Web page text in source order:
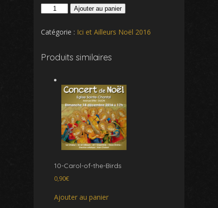
quantité
2-
venue-
Noël
Ajouter au panier
Catégorie : Ici et Ailleurs Noël 2016
Produits similaires
10-Carol-of-the-Birds
0,90€
Ajouter au panier